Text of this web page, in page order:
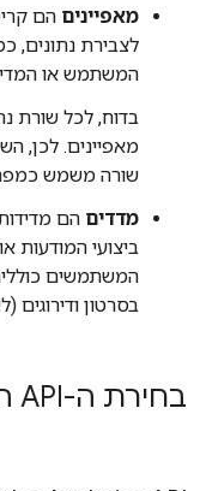
מאפיינים הם
לצבירת נתונים,
המשתמש או
בדוח, לכל שורת
מאפיינים. לכן,
שורה משמש
מדדים הם
ביצועי המודעות
המשתמשים
בסרטון ודירוגים
בחירת ה-API המתאים לאפליקציה